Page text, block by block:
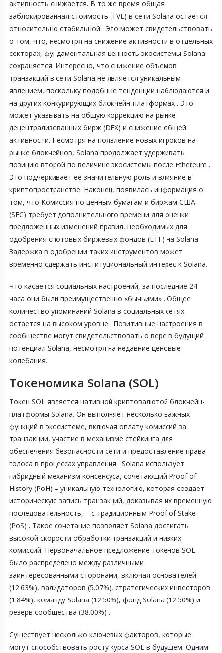
активность снижается. В то же время общая
заблокированная стоимость (TVL) в сети Solana остается
относительно стабильной . Это может свидетельствовать
о том, что, несмотря на снижение активности в отдельных
секторах, фундаментальная ценность экосистемы Solana
сохраняется. Интересно, что снижение объемов
транзакций в сети Solana не является уникальным
явлением, поскольку подобные тенденции наблюдаются и
на других конкурирующих блокчейн-платформах . Это
может указывать на общую коррекцию на рынке
децентрализованных бирж (DEX) и снижение общей
активности. Несмотря на появление новых игроков на
рынке блокчейнов, Solana продолжает удерживать
позицию второй по величине экосистемы после Ethereum .
Это подчеркивает ее значительную роль и влияние в
криптопространстве. Наконец, появилась информация о
том, что Комиссия по ценным бумагам и биржам США
(SEC) требует дополнительного времени для оценки
предложенных изменений правил, необходимых для
одобрения спотовых биржевых фондов (ETF) на Solana .
Задержка в одобрении таких инструментов может
временно сдержать институциональный интерес к Solana.
Что касается социальных настроений, за последние 24
часа они были преимущественно «бычьими» . Общее
количество упоминаний Solana в социальных сетях
остается на высоком уровне . Позитивные настроения в
сообществе могут свидетельствовать о вере в будущий
потенциал Solana, несмотря на недавние ценовые
колебания.
Токеномика Solana (SOL)
Токен SOL является нативной криптовалютой блокчейн-
платформы Solana. Он выполняет несколько важных
функций в экосистеме, включая оплату комиссий за
транзакции, участие в механизме стейкинга для
обеспечения безопасности сети и предоставление права
голоса в процессах управления . Solana использует
гибридный механизм консенсуса, сочетающий Proof of
History (PoH) – уникальную технологию, которая создает
историческую запись транзакций, доказывая их временную
последовательность, – с традиционным Proof of Stake
(PoS) . Такое сочетание позволяет Solana достигать
высокой скорости обработки транзакций и низких
комиссий. Первоначальное предложение токенов SOL
было распределено между различными
заинтересованными сторонами, включая основателей
(12.63%), валидаторов (5.07%), стратегических инвесторов
(1.84%), команду Solana (12.50%), фонд Solana (12.50%) и
резерв сообщества (38.00%) .
Существует несколько ключевых факторов, которые
могут способствовать росту курса SOL в будущем. Одним